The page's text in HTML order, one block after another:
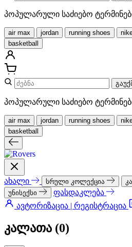
პოპულარული საძიებო
air max jordan running shoes
basketball
პოპულარული საძიებო
air max jordan running shoes
basketball
ახალი სრული კოლექცია
უნისექსი
ფასდაკლება
ავტორიზაცია | რეგისტრაცია
კალათა (0)